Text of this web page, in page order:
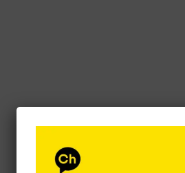
8050058935542
2,246,000